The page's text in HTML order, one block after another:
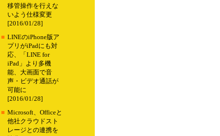
移管操作を行えな
いよう仕様変更
[2016/01/28]
■ LINEのiPhone版ア
プリがiPadにも対
応、「LINE for
iPad」より多機
能、大画面で音
声・ビデオ通話が
可能に
[2016/01/28]
■ Microsoft、Officeと
他社クラウドスト
レージとの連携を